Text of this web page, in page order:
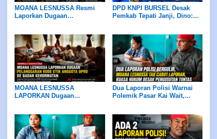
MOANA LESNUSSA Resmi
Laporkan Dugaan
DPD KNPI BURSEL Desak
Pemkab Tepati Janji, Dino:
MOANA LESNUSSA
LAPORKAN Dugaan
DPRD Pastikan Diproses
Sesuai Mekanisme
Dua Laporan Polisi Warnai
Polemik Pasar Kai Wait,
Hukum Desak Pengusutan
hingga Pansus DPRD Bekerja
Objektif